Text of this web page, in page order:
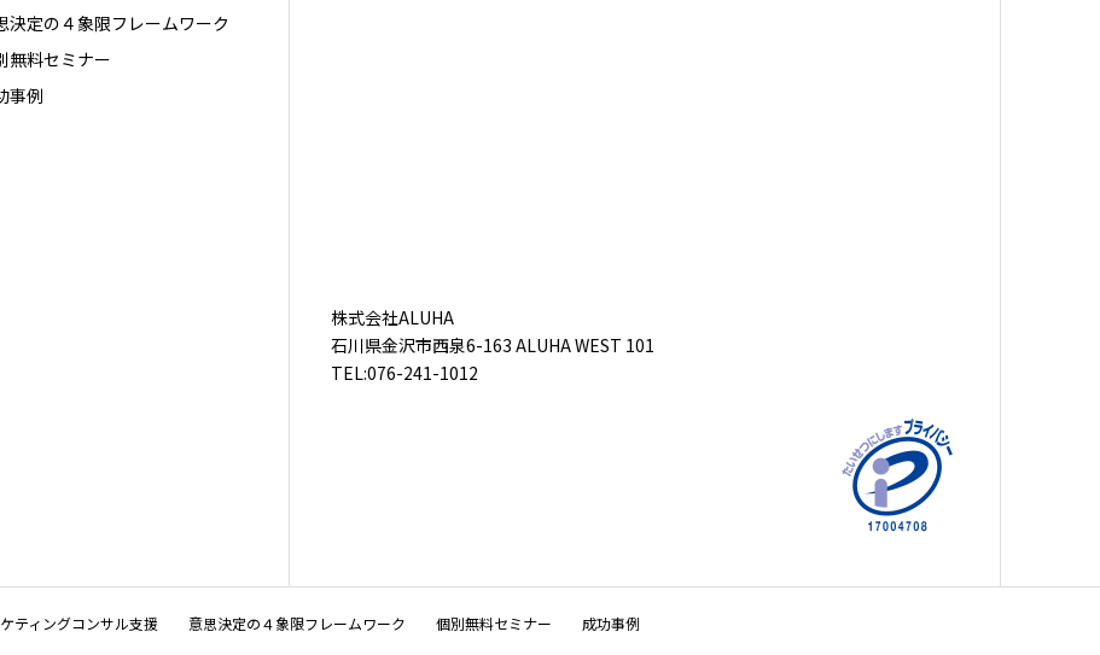
決定の４象限フレームワーク
無料セミナー
事例
株式会社ALUHA
石川県金沢市西泉6-163 ALUHA WEST 101
TEL:076-241-1012
ティングコンサル支援 意思決定の４象限フレームワーク 個別無料セミナー 成功事例